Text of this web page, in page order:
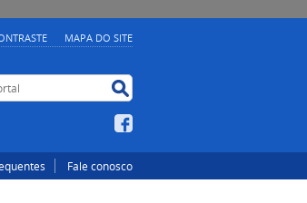
MAPA DO SITE
Fale conosco